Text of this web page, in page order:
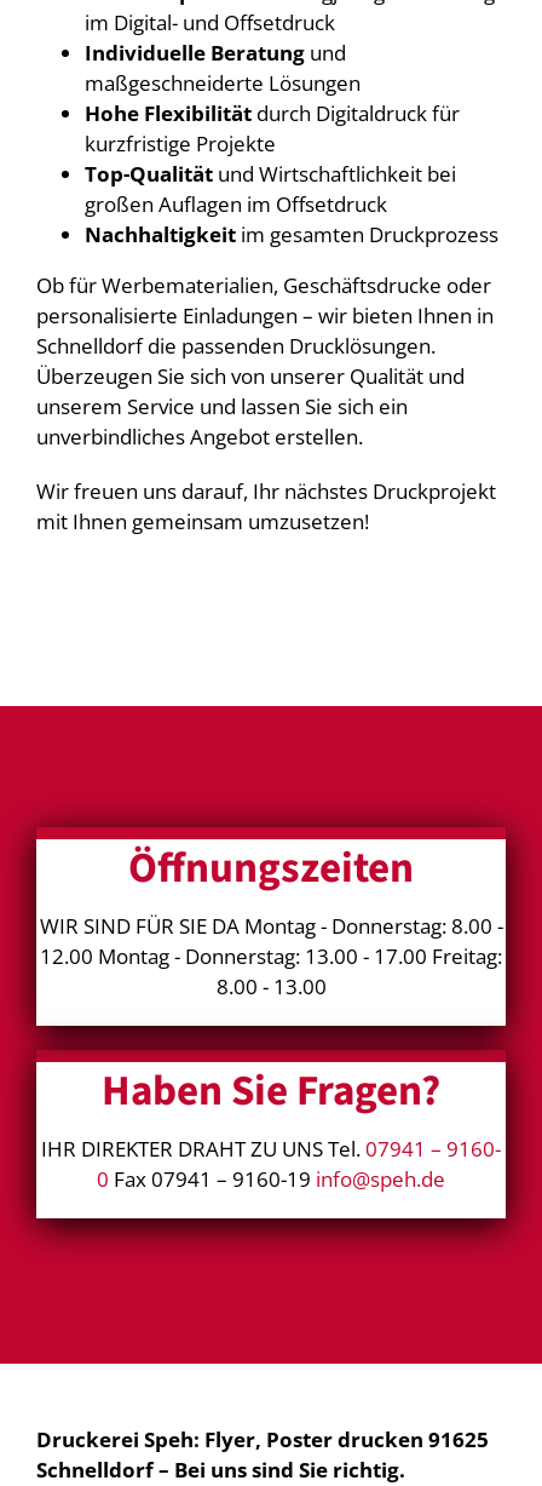
im Digital- und Offsetdruck
Individuelle Beratungund
maßgeschneiderte Lösungen
Hohe Flexibilitätdurch Digitaldruck für
kurzfristige Projekte
Top-Qualitätund Wirtschaftlichkeit bei
großen Auflagen im Offsetdruck
Nachhaltigkeitim gesamten Druckprozess
Ob für Werbematerialien, Geschäftsdrucke oder
personalisierte Einladungen – wir bieten Ihnen in
Schnelldorf die passenden Drucklösungen.
Überzeugen Sie sich von unserer Qualität und
unserem Service und lassen Sie sich ein
unverbindliches Angebot erstellen.
Wir freuen uns darauf, Ihr nächstes Druckprojekt
mit Ihnen gemeinsam umzusetzen!
Öffnungszeiten
WIR SIND FÜR SIE DA Montag - Donnerstag: 8.00 -
12.00 Montag - Donnerstag: 13.00 - 17.00 Freitag:
8.00 - 13.00
Haben Sie Fragen?
IHR DIREKTER DRAHT ZU UNS Tel.07941 – 9160-
0 Fax 07941 – 9160-19 info@speh.de
Druckerei Speh: Flyer, Poster drucken 91625
Schnelldorf – Bei uns sind Sie richtig.